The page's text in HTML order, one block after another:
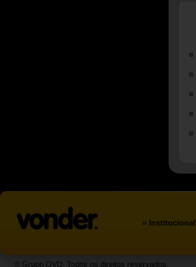
» Institucional
© Grupo OVD. Todos os direitos reservados.